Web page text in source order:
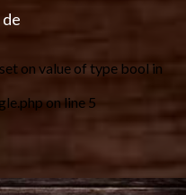
on value of type bool in
on line 5